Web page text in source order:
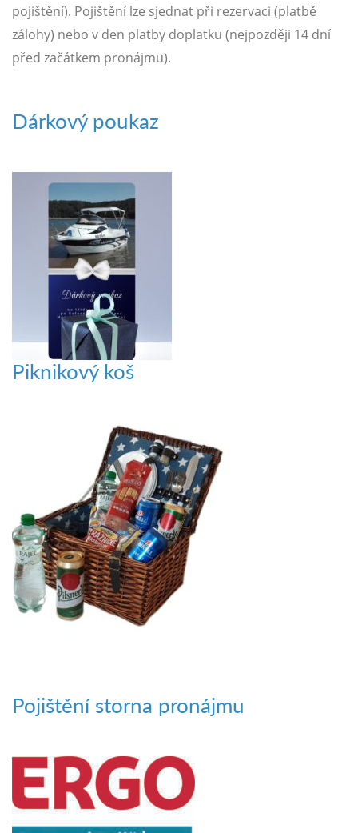
pojištění). Pojištění lze sjednat při rezervaci (platbě
zálohy) nebo v den platby doplatku (nejpozději 14 dní
před začátkem pronájmu).
Dárkový poukaz
Piknikový koš
Pojištění storna pronájmu